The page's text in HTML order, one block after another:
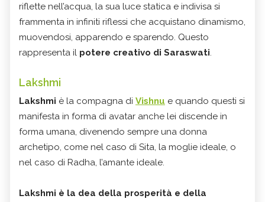
riflette nell’acqua, la sua luce statica e indivisa si
frammenta in infiniti riflessi che acquistano dinamismo,
muovendosi, apparendo e sparendo. Questo
rappresenta il potere creativo di Saraswati.
Lakshmi
Lakshmi è la compagna di Vishnu e quando questi si
manifesta in forma di avatar anche lei discende in
forma umana, divenendo sempre una donna
archetipo, come nel caso di Sita, la moglie ideale, o
nel caso di Radha, l’amante ideale.
Lakshmi è la dea della prosperità e della